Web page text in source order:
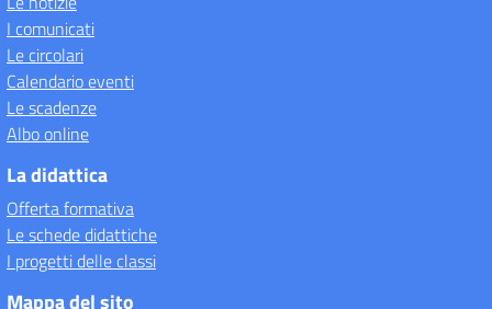
I comunicati
Le circolari
Calendario eventi
Le scadenze
Albo online
La didattica
Offerta formativa
Le schede didattiche
I progetti delle classi
Mappa del sito